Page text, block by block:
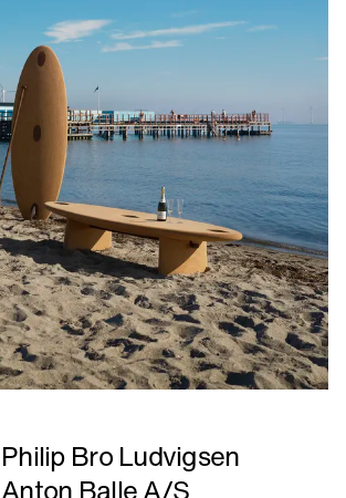
Philip Bro Ludvigsen
Anton Balle A/S